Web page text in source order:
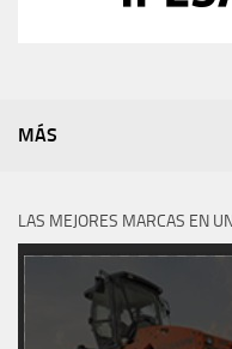
MÁS
LAS MEJORES MARCAS EN